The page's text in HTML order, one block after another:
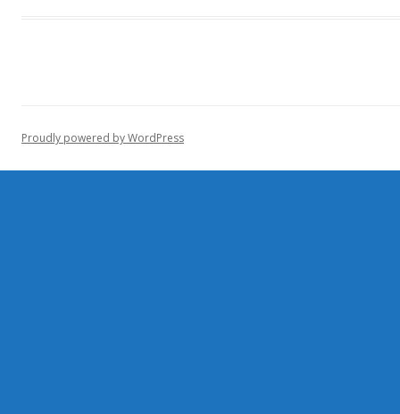
Proudly powered by WordPress